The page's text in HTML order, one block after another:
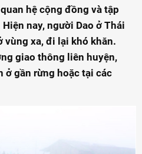
hệ cộng đồng và tập
nay, người Dao ở Thái
vùng xa, đi lại khó khăn.
giao thông liên huyện,
ở gần rừng hoặc tại các